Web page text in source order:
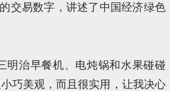
交易数字，讲述了中国经济绿色
明治早餐机、电炖锅和水果碰碰
巧美观，而且很实用，让我决心